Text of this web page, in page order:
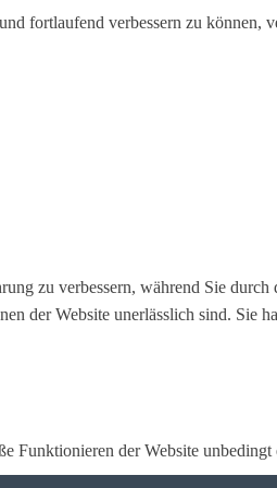
fortlaufend verbessern zu
zu verbessern, während Sie
der Website unerlässlich sind.
Funktionieren der Website